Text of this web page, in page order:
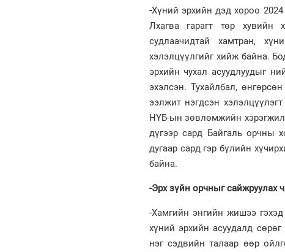
-Хүний эрхийн дэд хороо
Лхагва гарагт төр хувийн
судлаачидтай хамтран,
хэлэлцүүлгийг хийж байна.
эрхийн чухал асуудлуудыг
эхэлсэн. Тухайлбал,
ээлжит нэгдсэн
НҮБ-ын зөвлөмжийн
дүгээр сард Байгаль орчны
дугаар сард гэр бүлийн
байна.
-Эрх зүйн орчныг сайжруулах
-Хамгийн энгийн жишээ
хүний эрхийн асуудалд
нэг сэдвийн талаар өөр